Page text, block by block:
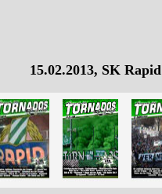
15.02.2013, SK